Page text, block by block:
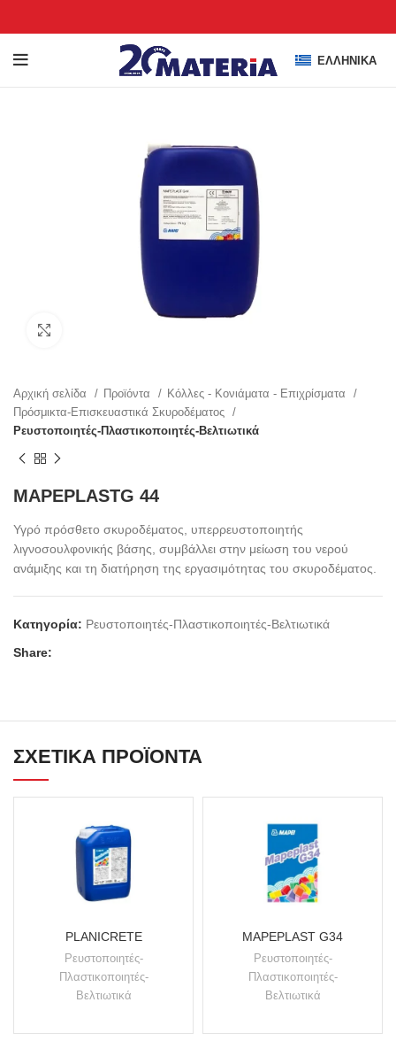
ΕΛΛΗΝΙΚΆ
Αρχική σελίδα Προϊόντα
Κόλλες - Κονιάματα - Επιχρίσματα
Πρόσμικτα-Επισκευαστικά Σκυροδέματος
Ρευστοποιητές-Πλαστικοποιητές-Βελτιωτικά
MAPEPLASTG 44
Υγρό πρόσθετο σκυροδέματος, υπερρευστοποιητής
λιγνοσουλφονικής βάσης, συμβάλλει στην μείωση του νερού
ανάμιξης και τη διατήρηση της εργασιμότητας του σκυροδέματος.
Κατηγορία: Ρευστοποιητές-Πλαστικοποιητές-Βελτιωτικά
Share:
ΣΧΕΤΙΚΆ ΠΡΟΪΌΝΤΑ
PLANICRETE
Ρευστοποιητές-
Πλαστικοποιητές-
Βελτιωτικά
MAPEPLAST G34
Ρευστοποιητές-
Πλαστικοποιητές-
Βελτιωτικά